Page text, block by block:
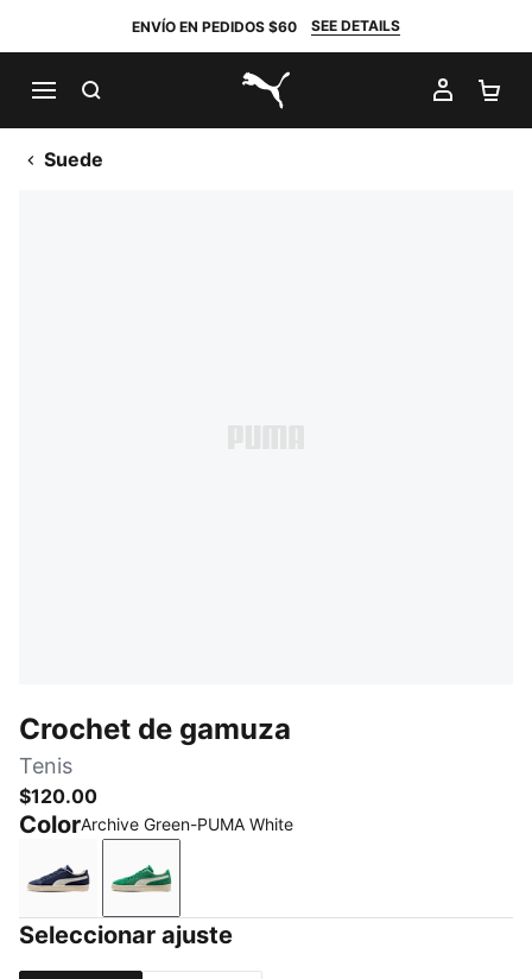
ENVÍO EN PEDIDOS $60 SEE DETAILS
PUMA.com
MI
Suede
Crochet de gamuza
Tenis
$120.00
ColorArchive Green-PUMA White
PUMA Navy-PUMA White
Archive Green-PUMA White
Seleccionar ajuste